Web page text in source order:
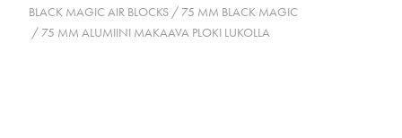
BLACK MAGIC AIR BLOCKS / 75 MM BLACK MAGIC
/ 75 MM ALUMIINI MAKAAVA PLOKI LUKOLLA